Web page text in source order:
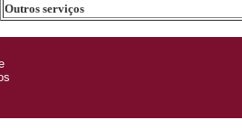
Outros serviços